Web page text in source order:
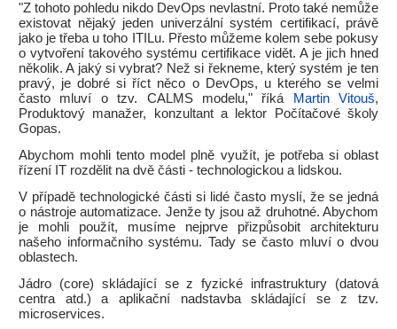
"Z tohoto pohledu nikdo DevOps nevlastní. Proto také nemůže
existovat nějaký jeden univerzální systém certifikací, právě
jako je třeba u toho ITILu. Přesto můžeme kolem sebe pokusy
o vytvoření takového systému certifikace vidět. A je jich hned
několik. A jaký si vybrat? Než si řekneme, který systém je ten
pravý, je dobré si říct něco o DevOps, u kterého se velmi
často mluví o tzv. CALMS modelu," říká
Martin Vitouš,
Produktový manažer, konzultant a lektor Počítačové školy
Gopas.
Abychom mohli tento model plně využít, je potřeba si oblast
řízení IT rozdělit na dvě části - technologickou a lidskou.
V případě technologické části si lidé často myslí, že se jedná
o nástroje automatizace. Jenže ty jsou až druhotné. Abychom
je mohli použít, musíme nejprve přizpůsobit architekturu
našeho informačního systému. Tady se často mluví o dvou
oblastech.
Jádro (core) skládající se z fyzické infrastruktury (datová
centra atd.) a aplikační nadstavba skládající se z tzv.
microservices.